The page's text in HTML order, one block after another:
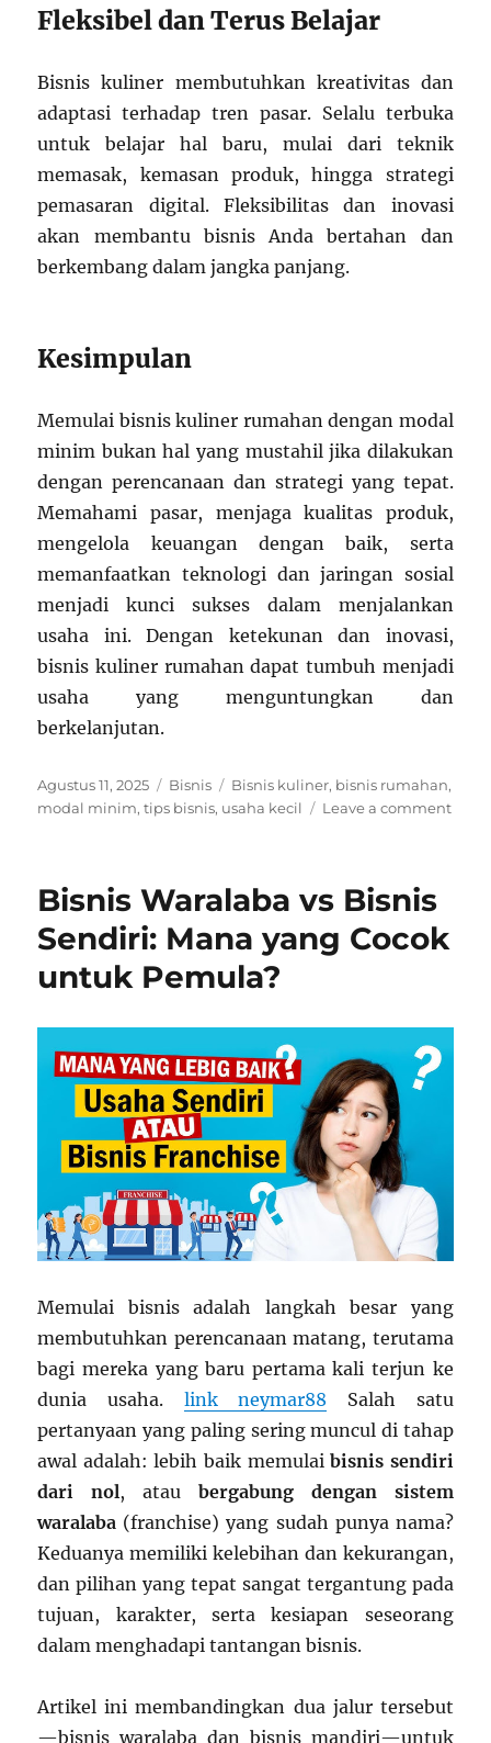
Fleksibel dan Terus Belajar
Bisnis kuliner membutuhkan kreativitas dan
adaptasi terhadap tren pasar. Selalu terbuka
untuk belajar hal baru, mulai dari teknik
memasak, kemasan produk, hingga strategi
pemasaran digital. Fleksibilitas dan inovasi
akan membantu bisnis Anda bertahan dan
berkembang dalam jangka panjang.
Kesimpulan
Memulai bisnis kuliner rumahan dengan modal
minim bukan hal yang mustahil jika dilakukan
dengan perencanaan dan strategi yang tepat.
Memahami pasar, menjaga kualitas produk,
mengelola keuangan dengan baik, serta
memanfaatkan teknologi dan jaringan sosial
menjadi kunci sukses dalam menjalankan
usaha ini. Dengan ketekunan dan inovasi,
bisnis kuliner rumahan dapat tumbuh menjadi
usaha yang menguntungkan dan
berkelanjutan.
Posted
on
Agustus 11, 2025 Categories
Bisnis Tags
Bisnis kuliner, bisnis rumahan,
modal minim,tips bisnis, usaha kecil Leave a commenton
Bisnis Waralaba vs Bisnis
Sendiri: Mana yang Cocok
untuk Pemula?
Memulai bisnis adalah langkah besar yang
membutuhkan perencanaan matang, terutama
bagi mereka yang baru pertama kali terjun ke
dunia usaha. link neymar88 Salah satu
pertanyaan yang paling sering muncul di tahap
awal adalah: lebih baik memulaibisnis sendiri
dari nol, atau bergabung dengan sistem
waralaba (franchise) yang sudah punya nama?
Keduanya memiliki kelebihan dan kekurangan,
dan pilihan yang tepat sangat tergantung pada
tujuan, karakter, serta kesiapan seseorang
dalam menghadapi tantangan bisnis.
Artikel ini membandingkan dua jalur tersebut
—bisnis waralaba dan bisnis mandiri—untuk